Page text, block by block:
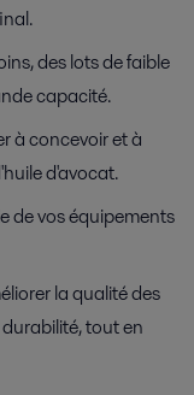
des lots de faible
capacité.
à concevoir et à
d'avocat.
de vos équipements
la qualité des
tout en